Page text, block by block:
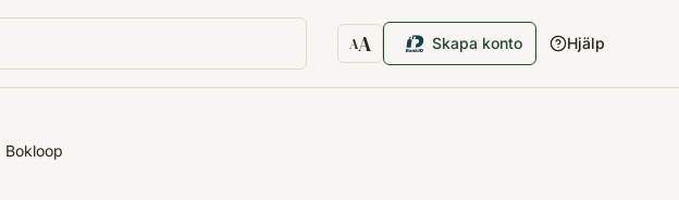
AA
Textstorlek
Skapa konto Hjälp
Bokloop